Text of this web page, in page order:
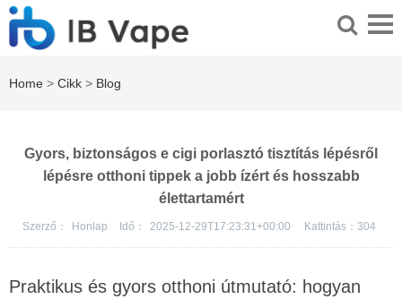
Home > Cikk > Blog
Gyors, biztonságos e cigi porlasztó tisztítás lépésről
lépésre otthoni tippek a jobb ízért és hosszabb
élettartamért
Szerző： Honlap Idő： 2025-12-29T17:23:31+00:00 Kattintás： 304
Praktikus és gyors otthoni útmutató: hogyan